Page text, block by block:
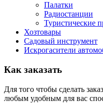
Палатки
Радиостанции
Туристические
Хозтовары
Садовый инструмент
Искрогасители
Как заказать
Для того чтобы сделать заказ
любым удобным для вас